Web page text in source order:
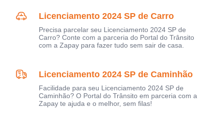
Licenciamento 2024 SP de Carro
Precisa parcelar seu Licenciamento 2024 SP de
Carro? Conte com a parceria do Portal do Trânsito
com a Zapay para fazer tudo sem sair de casa.
Licenciamento 2024 SP de Caminhão
Facilidade para seu Licenciamento 2024 SP de
Caminhão? O Portal do Trânsito em parceria com a
Zapay te ajuda e o melhor, sem filas!